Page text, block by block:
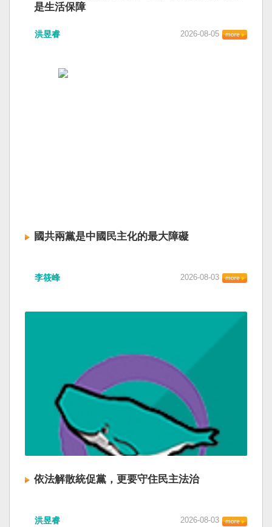
是生活保障
洪昱睿 2026-08-05
國共兩黨是中國民主化的最大障礙
李筱峰 2026-08-03
依法解散統促黨，更要守住民主法治
洪昱睿 2026-08-03